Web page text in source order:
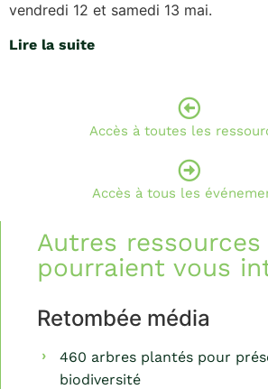
vendredi 12 et samedi 13 mai.
Lire la suite
Accès à toutes les
Accès à tous les
Autres
pourraient vous
Retombée média
460 arbres plantés pour
biodiversité